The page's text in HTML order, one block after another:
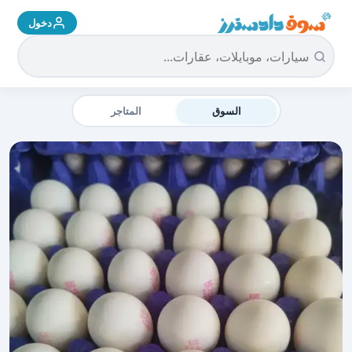
سوق دادسترز الرئيسية دخول
السوق المتاجر